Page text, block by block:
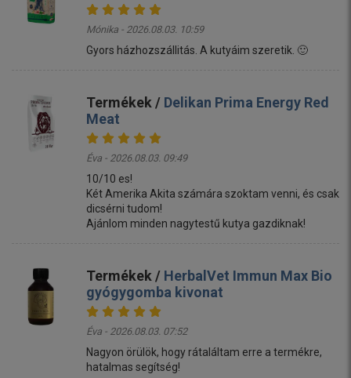
Mónika - 2026.08.03. 10:59
Gyors házhozszállitás. A kutyáim szeretik. 🙂
Termékek / Delikan Prima Energy Red
Meat
Éva - 2026.08.03. 09:49
10/10 es!
Két Amerika Akita számára szoktam venni, és csak
dicsérni tudom!
Ajánlom minden nagytestű kutya gazdiknak!
Termékek / HerbalVet Immun Max Bio
gyógygomba kivonat
Éva - 2026.08.03. 07:52
Nagyon örülök, hogy rátaláltam erre a termékre,
hatalmas segítség!